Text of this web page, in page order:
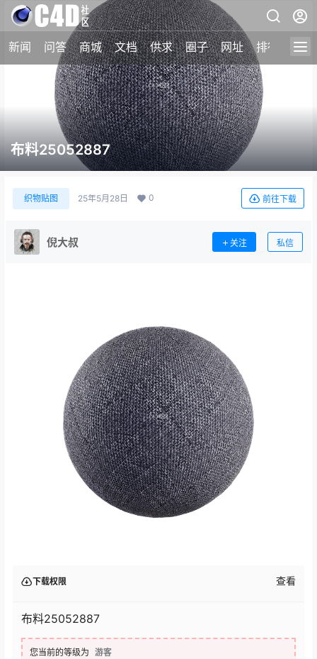
新闻 问答 商城 文档 供求 圈子 网址 排行榜
布料25052887
织物贴图 25年5月28日 0 前往下载
倪大叔 关注 私信
下载权限 查看
布料25052887
您当前的等级为 游客